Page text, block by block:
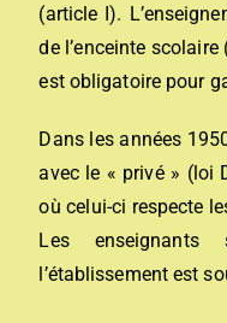
(article I).
de l’enceinte
est obligatoire pour
Dans les années
avec le « privé » (loi
où celui-ci respecte
Les
l’établissement est